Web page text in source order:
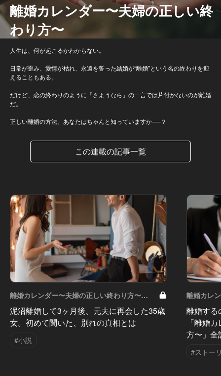
離婚カレンダー〜夫婦の正しい終
わり方〜
人生は、何が起こるかわからない。
日常が歪み、愛情が枯れ、永遠を誓った結婚が“離婚”という名の終わりを迎
えることもある。
だけど、恋の終わりのように「さようなら」の一言では片付かないのが離婚
だ。
正しい離婚の方法。あなたはちゃんと知っていますか──？
この連載の記事一覧
離婚カレンダー〜夫婦の正しい終わり方〜
Vol.13
泥沼離婚して3ヶ月後、元夫に再会した35歳
女。初めて聞いた、別れの真相とは
#小説
離婚カレ
離婚す
「離婚
方〜」全
#ストー